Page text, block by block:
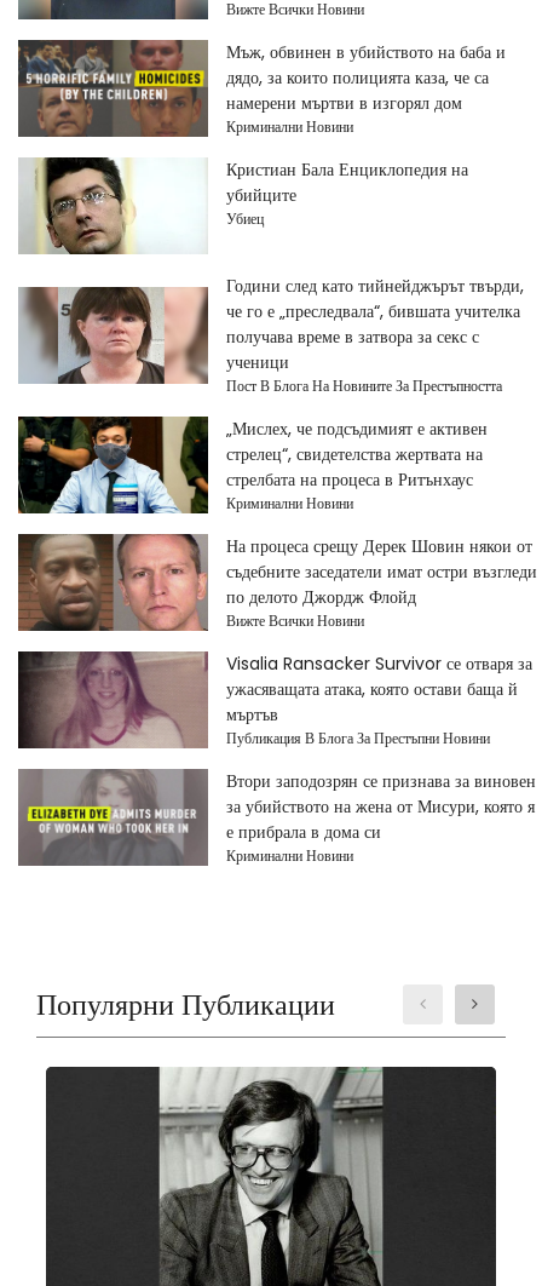
Вижте Всички Новини
Мъж, обвинен в убийството на баба и
дядо, за които полицията каза, че са
намерени мъртви в изгорял дом
Криминални Новини
Кристиан Бала Енциклопедия на
убийците
Убиец
Години след като тийнейджърът твърди,
че го е „преследвала“, бившата учителка
получава време в затвора за секс с
ученици
Пост В Блога На Новините За Престъпността
„Мислех, че подсъдимият е активен
стрелец“, свидетелства жертвата на
стрелбата на процеса в Ритънхаус
Криминални Новини
На процеса срещу Дерек Шовин някои от
съдебните заседатели имат остри възгледи
по делото Джордж Флойд
Вижте Всички Новини
Visalia Ransacker Survivor се отваря за
ужасяващата атака, която остави баща й
мъртъв
Публикация В Блога За Престъпни Новини
Втори заподозрян се признава за виновен
за убийството на жена от Мисури, която я
е прибрала в дома си
Криминални Новини
Популярни Публикации